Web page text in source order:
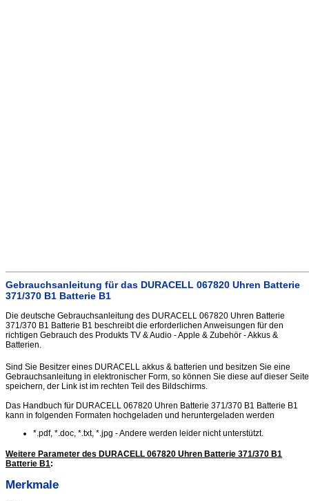
Gebrauchsanleitung für das DURACELL 067820 Uhren Batterie
371/370 B1 Batterie B1
Die deutsche Gebrauchsanleitung des DURACELL 067820 Uhren Batterie
371/370 B1 Batterie B1 beschreibt die erforderlichen Anweisungen für den
richtigen Gebrauch des Produkts TV & Audio - Apple & Zubehör - Akkus &
Batterien.
Sind Sie Besitzer eines DURACELL akkus & batterien und besitzen Sie eine
Gebrauchsanleitung in elektronischer Form, so können Sie diese auf dieser Seite
speichern, der Link ist im rechten Teil des Bildschirms.
Das Handbuch für DURACELL 067820 Uhren Batterie 371/370 B1 Batterie B1
kann in folgenden Formaten hochgeladen und heruntergeladen werden
*.pdf, *.doc, *.txt, *.jpg - Andere werden leider nicht unterstützt.
Weitere Parameter des DURACELL 067820 Uhren Batterie 371/370 B1
Batterie B1:
Merkmale